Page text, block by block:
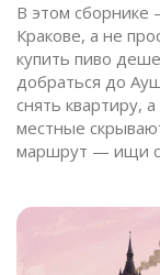
В этом сборнике
Кракове, а не
купить пиво
добраться до
снять квартиру,
местные
маршрут — ищи